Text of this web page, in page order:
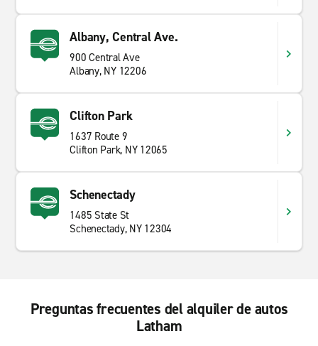
Albany, Central Ave.
900 Central Ave
Albany, NY 12206
Clifton Park
1637 Route 9
Clifton Park, NY 12065
Schenectady
1485 State St
Schenectady, NY 12304
Preguntas frecuentes del alquiler de autos
Latham